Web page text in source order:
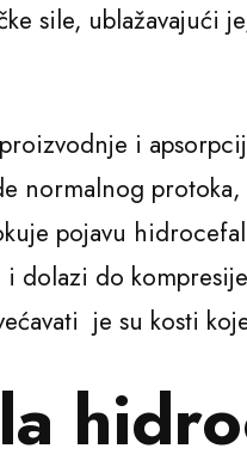
sile,
i
normalnog
pojavu
dolazi do
je su kosti